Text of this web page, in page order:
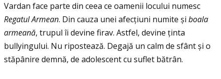
Vardan face parte din ceea ce oamenii locului numesc
Regatul Armean. Din cauza unei afecţiuni numite și boala
armeană, trupul îi devine firav. Astfel, devine ţinta
bullyingului. Nu ripostează. Degajă un calm de sfânt și o
stăpânire demnă, de adolescent cu suflet bătrân.